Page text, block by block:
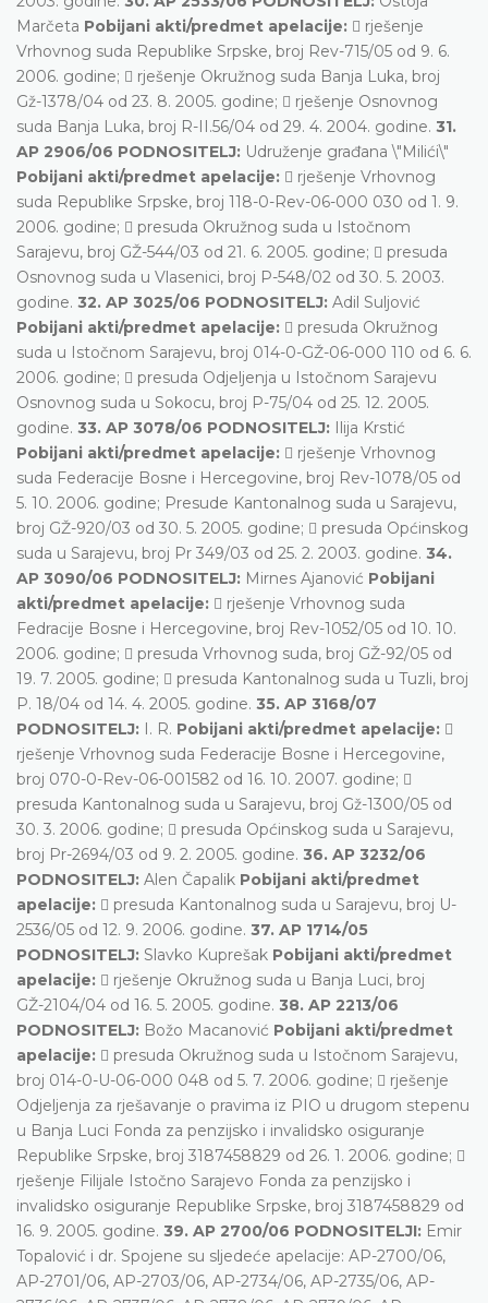
Marčeta Pobijani akti/predmet apelacije:  rješenje
Vrhovnog suda Republike Srpske, broj Rev-715/05 od 9. 6.
2006. godine;  rješenje Okružnog suda Banja Luka, broj
Gž-1378/04 od 23. 8. 2005. godine;  rješenje Osnovnog
suda Banja Luka, broj R-II.56/04 od 29. 4. 2004. godine. 31.
AP 2906/06 PODNOSITELJ: Udruženje građana \"Milići\"
Pobijani akti/predmet apelacije:  rješenje Vrhovnog
suda Republike Srpske, broj 118-0-Rev-06-000 030 od 1. 9.
2006. godine;  presuda Okružnog suda u Istočnom
Sarajevu, broj GŽ-544/03 od 21. 6. 2005. godine;  presuda
Osnovnog suda u Vlasenici, broj P-548/02 od 30. 5. 2003.
godine. 32. AP 3025/06 PODNOSITELJ: Adil Suljović
Pobijani akti/predmet apelacije:  presuda Okružnog
suda u Istočnom Sarajevu, broj 014-0-GŽ-06-000 110 od 6. 6.
2006. godine;  presuda Odjeljenja u Istočnom Sarajevu
Osnovnog suda u Sokocu, broj P-75/04 od 25. 12. 2005.
godine. 33. AP 3078/06 PODNOSITELJ: Ilija Krstić
Pobijani akti/predmet apelacije:  rješenje Vrhovnog
suda Federacije Bosne i Hercegovine, broj Rev-1078/05 od
5. 10. 2006. godine; Presude Kantonalnog suda u Sarajevu,
broj GŽ-920/03 od 30. 5. 2005. godine;  presuda Općinskog
suda u Sarajevu, broj Pr 349/03 od 25. 2. 2003. godine. 34.
AP 3090/06 PODNOSITELJ: Mirnes Ajanović Pobijani
akti/predmet apelacije:  rješenje Vrhovnog suda
Fedracije Bosne i Hercegovine, broj Rev-1052/05 od 10. 10.
2006. godine;  presuda Vrhovnog suda, broj GŽ-92/05 od
19. 7. 2005. godine;  presuda Kantonalnog suda u Tuzli, broj
P. 18/04 od 14. 4. 2005. godine. 35. AP 3168/07
PODNOSITELJ: I. R. Pobijani akti/predmet apelacije: 
rješenje Vrhovnog suda Federacije Bosne i Hercegovine,
broj 070-0-Rev-06-001582 od 16. 10. 2007. godine; 
presuda Kantonalnog suda u Sarajevu, broj Gž-1300/05 od
30. 3. 2006. godine;  presuda Općinskog suda u Sarajevu,
broj Pr-2694/03 od 9. 2. 2005. godine. 36. AP 3232/06
PODNOSITELJ: Alen Čapalik Pobijani akti/predmet
apelacije:  presuda Kantonalnog suda u Sarajevu, broj U-
2536/05 od 12. 9. 2006. godine. 37. AP 1714/05
PODNOSITELJ: Slavko Kuprešak Pobijani akti/predmet
apelacije:  rješenje Okružnog suda u Banja Luci, broj
GŽ-2104/04 od 16. 5. 2005. godine. 38. AP 2213/06
PODNOSITELJ: Božo Macanović Pobijani akti/predmet
apelacije:  presuda Okružnog suda u Istočnom Sarajevu,
broj 014-0-U-06-000 048 od 5. 7. 2006. godine;  rješenje
Odjeljenja za rješavanje o pravima iz PIO u drugom stepenu
u Banja Luci Fonda za penzijsko i invalidsko osiguranje
Republike Srpske, broj 3187458829 od 26. 1. 2006. godine; 
rješenje Filijale Istočno Sarajevo Fonda za penzijsko i
invalidsko osiguranje Republike Srpske, broj 3187458829 od
16. 9. 2005. godine. 39. AP 2700/06 PODNOSITELJI: Emir
Topalović i dr. Spojene su sljedeće apelacije: AP-2700/06,
AP-2701/06, AP-2703/06, AP-2734/06, AP-2735/06, AP-